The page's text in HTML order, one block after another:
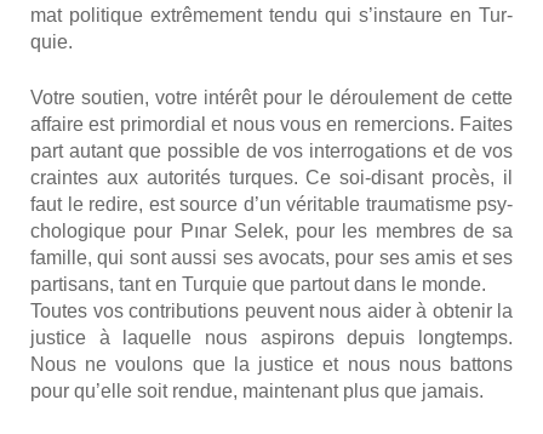
mat poli­tique extrê­me­ment ten­du qui s’instaure en Tur­
quie.
Votre sou­tien, votre inté­rêt pour le dérou­le­ment de cette
affaire est pri­mor­dial et nous vous en remer­cions. Faites
part autant que pos­sible de vos inter­ro­ga­tions et de vos
craintes aux auto­ri­tés turques. Ce soi-disant pro­cès, il
faut le redire, est source d’un véri­table trau­ma­tisme psy­
cho­lo­gique pour Pınar Selek, pour les membres de sa
famille, qui sont aus­si ses avo­cats, pour ses amis et ses
par­ti­sans, tant en Tur­quie que par­tout dans le monde.
Toutes vos contri­bu­tions peuvent nous aider à obte­nir la
jus­tice à laquelle nous aspi­rons depuis long­temps.
Nous ne vou­lons que la jus­tice et nous nous bat­tons
pour qu’elle soit ren­due, main­te­nant plus que jamais.